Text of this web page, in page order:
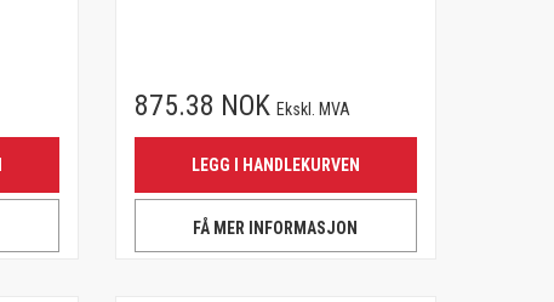
875.38 NOK Ekskl. MVA
LEGG I HANDLEKURVEN
FÅ MER INFORMASJON